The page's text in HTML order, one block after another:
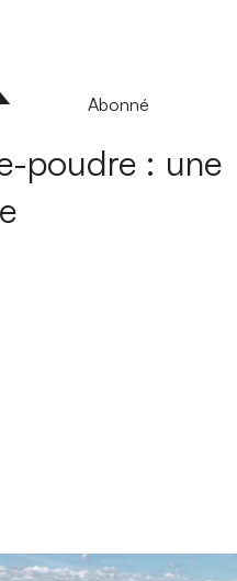
Abonné
poudre : une